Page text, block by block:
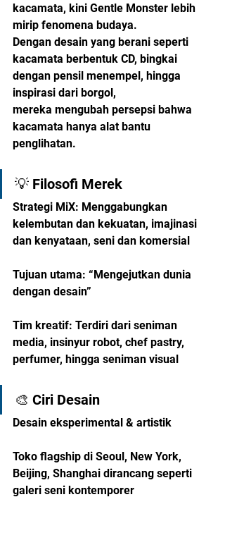
kacamata, kini Gentle Monster lebih
mirip fenomena budaya.
Dengan desain yang berani seperti
kacamata berbentuk CD, bingkai
dengan pensil menempel, hingga
inspirasi dari borgol,
mereka mengubah persepsi bahwa
kacamata hanya alat bantu
penglihatan.
💡 Filosofi Merek
Strategi MiX: Menggabungkan
kelembutan dan kekuatan, imajinasi
dan kenyataan, seni dan komersial
Tujuan utama: “Mengejutkan dunia
dengan desain”
Tim kreatif: Terdiri dari seniman
media, insinyur robot, chef pastry,
perfumer, hingga seniman visual
🎨 Ciri Desain
Desain eksperimental & artistik
Toko flagship di Seoul, New York,
Beijing, Shanghai dirancang seperti
galeri seni kontemporer